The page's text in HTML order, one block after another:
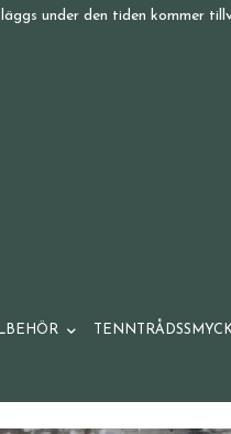
under den tiden kommer